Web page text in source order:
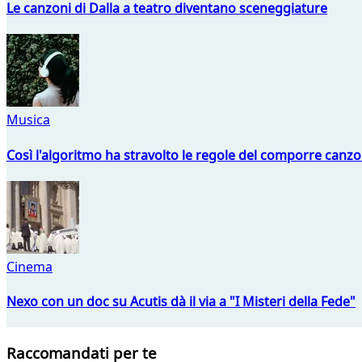
Le canzoni di Dalla a teatro diventano sceneggiature
Musica
Così l'algoritmo ha stravolto le regole del comporre
Cinema
Nexo con un doc su Acutis dà il via a "I Misteri della Fede"
Raccomandati per te